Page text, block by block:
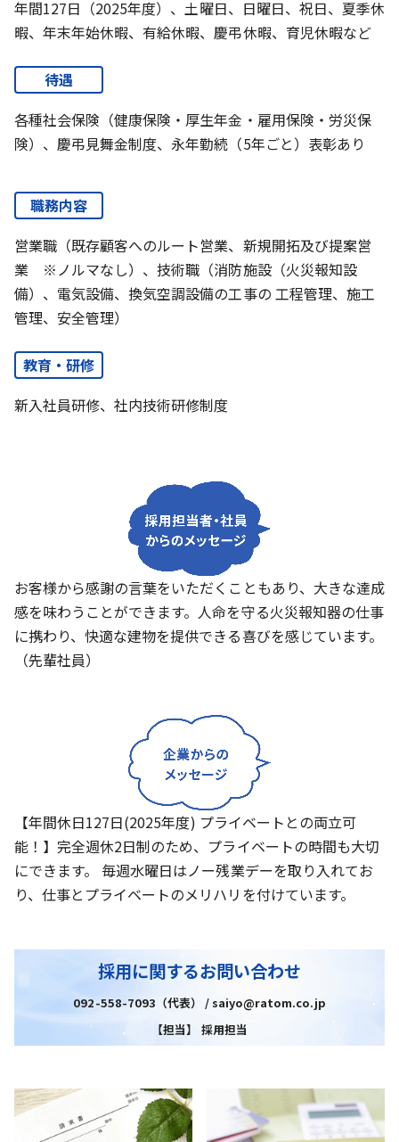
年間127日（2025年度）、土曜日、日曜日、祝日、夏季休
暇、年末年始休暇、有給休暇、慶弔休暇、育児休暇など
待遇
各種社会保険（健康保険・厚生年金・雇用保険・労災保
険）、慶弔見舞金制度、永年勤続（5年ごと）表彰あり
職務内容
営業職（既存顧客へのルート営業、新規開拓及び提案営
業 ※ノルマなし）、技術職（消防施設（火災報知設
備）、電気設備、換気空調設備の工事の 工程管理、施工
管理、安全管理）
教育・研修
新入社員研修、社内技術研修制度
お客様から感謝の言葉をいただくこともあり、大きな達成
感を味わうことができます。人命を守る火災報知器の仕事
に携わり、快適な建物を提供できる喜びを感じています。
（先輩社員）
【年間休日127日(2025年度) プライベートとの両立可
能！】完全週休2日制のため、プライベートの時間も大切
にできます。 毎週水曜日はノー残業デーを取り入れてお
り、仕事とプライベートのメリハリを付けています。
採用に関するお問い合わせ
092-558-7093（代表） / saiyo@ratom.co.jp
【担当】 採用担当